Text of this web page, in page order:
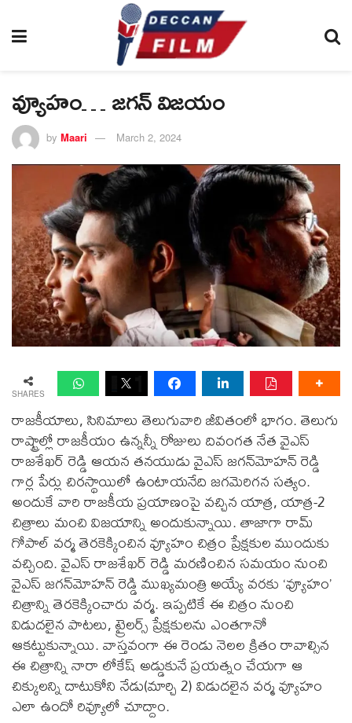
వ్యూహం… జగన్ విజయం
by Maari March 2, 2024
SHARES
రాజకీయాలు, సినిమాలు తెలుగువారి జీవితంలో భాగం. తెలుగు
రాష్ట్రాల్లో రాజకీయం ఉన్నన్నీ రోజులు దివంగత నేత వైఎస్‌
రాజశేఖర్‌ రెడ్డి ఆయన తనయుడు వైఎస్‌ జగన్‌మోహన్‌ రెడ్డి
గార్ల పేర్లు చిరస్థాయిలో ఉంటాయనేది జగమెరిగన సత్యం.
అందుకే వారి రాజకీయ ప్రయాణంపై వచ్చిన యాత్ర, యాత్ర-2
చిత్రాలు మంచి విజయాన్ని అందుకున్నాయి. తాజాగా రామ్‌
గోపాల్‌ వర్మ తెరకెక్కించిన వ్యూహం చిత్రం ప్రేక్షకుల ముందుకు
వచ్చింది. వైఎస్‌ రాజశేఖర్‌ రెడ్డి మరణించిన సమయం నుంచి
వైఎస్‌ జగన్‌మోహన్‌ రెడ్డి ముఖ్యమంత్రి అయ్యే వరకు ‘వ్యూహం’
చిత్రాన్ని తెరకెక్కించారు వర్మ. ఇప్పటికే ఈ చిత్రం నుంచి
విడుదలైన పాటలు, ట్రైలర్స్‌ ప్రేక్షకులను ఎంతగానో
ఆకట్టుకున్నాయి. వాస్తవంగా ఈ రెండు నెలల క్రితం రావాల్సిన
ఈ చిత్రాన్ని నారా లోకేష్‌ అడ్డుకునే ‍ప్రయత్నం చేయగా ఆ
చిక్కులన్ని దాటుకోని నేడు(మార్చి 2) విడుదలైన వర్మ వ్యూహం
ఎలా ఉందో రివ్యూలో చూద్దాం.